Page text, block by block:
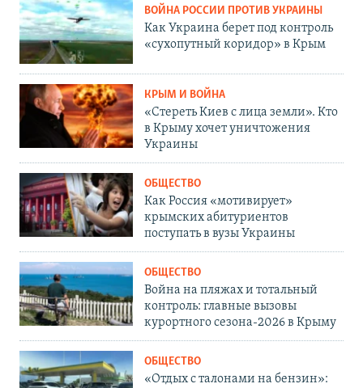
ВОЙНА РОССИИ ПРОТИВ УКРАИНЫ
Как Украина берет под контроль
«сухопутный коридор» в Крым
КРЫМ И ВОЙНА
«Стереть Киев с лица земли». Кто
в Крыму хочет уничтожения
Украины
ОБЩЕСТВО
Как Россия «мотивирует»
крымских абитуриентов
поступать в вузы Украины
ОБЩЕСТВО
Война на пляжах и тотальный
контроль: главные вызовы
курортного сезона-2026 в Крыму
ОБЩЕСТВО
«Отдых с талонами на бензин»: